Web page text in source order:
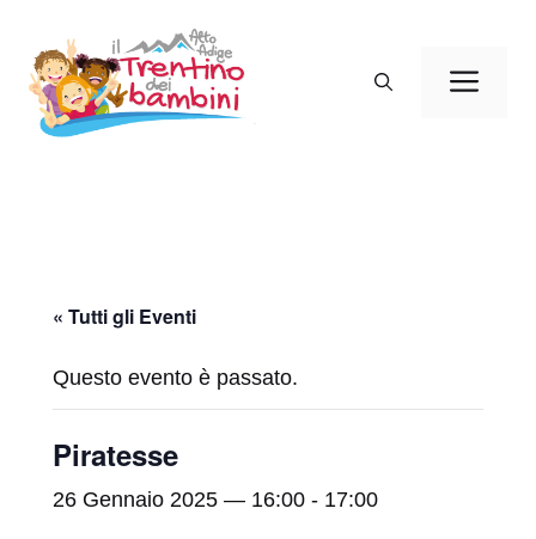
contenuto
« Tutti gli Eventi
Questo evento è passato.
Piratesse
26 Gennaio 2025 — 16:00 - 17:00